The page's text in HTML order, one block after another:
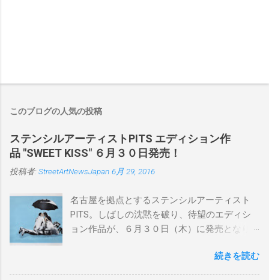
このブログの人気の投稿
ステンシルアーティストPITS エディション作
品 "SWEET KISS" ６月３０日発売！
投稿者: StreetArtNewsJapan 6月 29, 2016
名古屋を拠点とするステンシルアーティスト
PITS。しばしの沈黙を破り、待望のエディシ
ョン作品が、６月３０日（木）に発売となり
品に落とし込むスタイルは今作でも健在。(
PITSの過去記事はこちらから ) 発売日：6月30
続きを読む